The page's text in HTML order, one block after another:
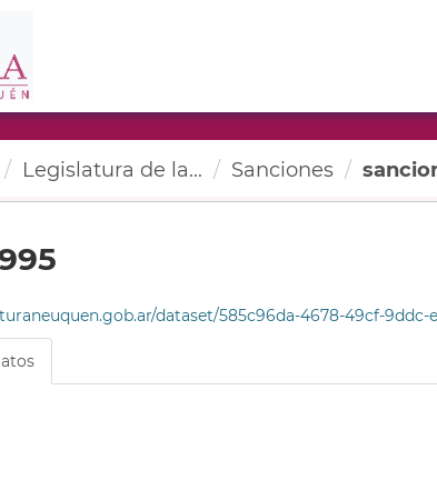
Legislatura de la... Sanciones
dataset/585c96da-4678-49cf-9ddc-